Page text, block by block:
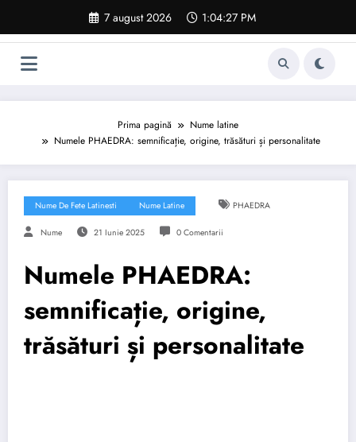
conținut
7 august 2026 1:04:28 PM
Prima pagină
Nume latine
Numele PHAEDRA: semnificație, origine, trăsături și personalitate
Nume De Fete Latinesti Nume Latine PHAEDRA
Nume 21 Iunie 2025 0 Comentarii
Numele PHAEDRA:
semnificație, origine,
trăsături și personalitate